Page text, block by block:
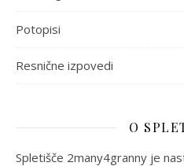
Potopisi
Resnične izpovedi
O
Spletišče 2many4granny je